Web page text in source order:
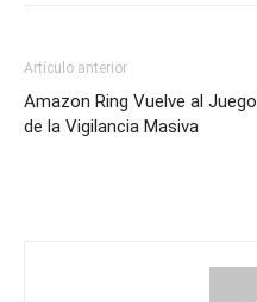
Artículo anterior
Amazon Ring Vuelve al Juego
de la Vigilancia Masiva